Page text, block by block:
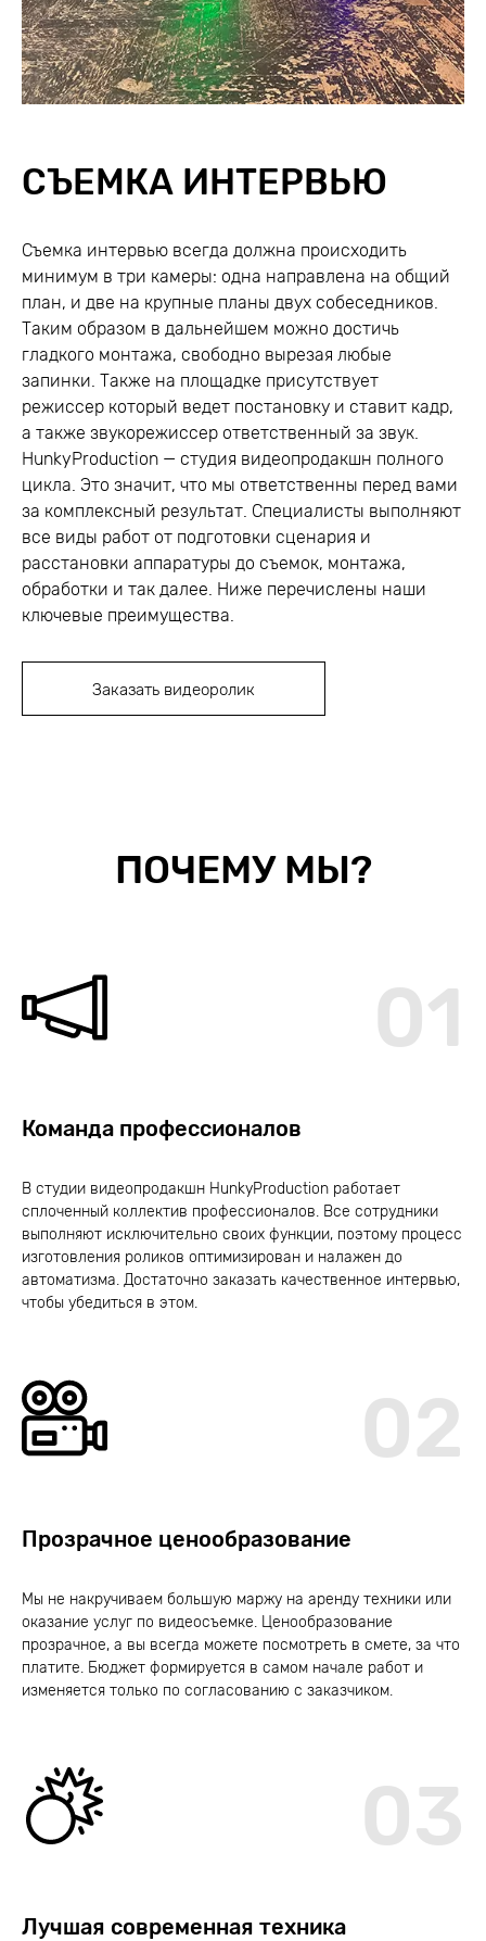
СЪЕМКА ИНТЕРВЬЮ
Съемка интервью всегда должна происходить
минимум в три камеры: одна направлена на общий
план, и две на крупные планы двух собеседников.
Таким образом в дальнейшем можно достичь
гладкого монтажа, свободно вырезая любые
запинки. Также на площадке присутствует
режиссер который ведет постановку и ставит кадр,
а также звукорежиссер ответственный за звук.
HunkyProduction — студия видеопродакшн полного
цикла. Это значит, что мы ответственны перед вами
за комплексный результат. Специалисты выполняют
все виды работ от подготовки сценария и
расстановки аппаратуры до съемок, монтажа,
обработки и так далее. Ниже перечислены наши
ключевые преимущества.
Заказать видеоролик
ПОЧЕМУ МЫ?
01
Команда профессионалов
В студии видеопродакшн HunkyProduction работает
сплоченный коллектив профессионалов. Все сотрудники
выполняют исключительно своих функции, поэтому процесс
изготовления роликов оптимизирован и налажен до
автоматизма. Достаточно заказать качественное интервью,
чтобы убедиться в этом.
02
Прозрачное ценообразование
Мы не накручиваем большую маржу на аренду техники или
оказание услуг по видеосъемке. Ценообразование
прозрачное, а вы всегда можете посмотреть в смете, за что
платите. Бюджет формируется в самом начале работ и
изменяется только по согласованию с заказчиком.
03
Лучшая современная техника